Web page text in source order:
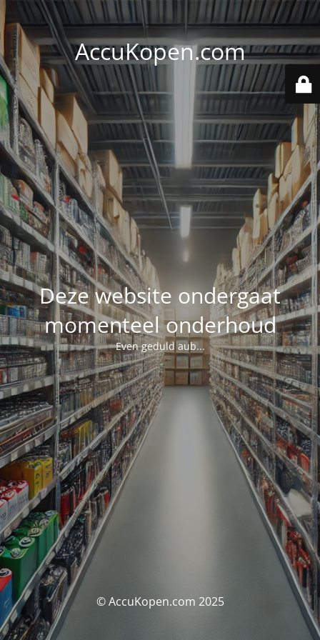
AccuKopen.com
Deze website ondergaat
momenteel onderhoud
Even geduld aub...
© AccuKopen.com 2025